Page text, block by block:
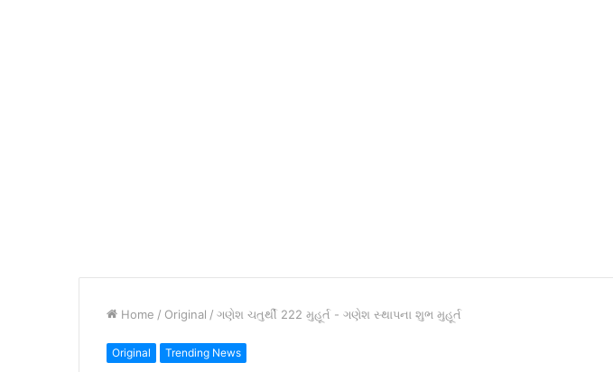
Home / Original / ગણેશ ચતુર્થી 222 મુહૂર્ત - ગણેશ સ્થાપના શુભ મુહૂર્ત
Original Trending News